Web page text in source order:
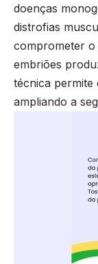
doenças
distrofias
comprometer o
embriões
técnica permite
ampliando a